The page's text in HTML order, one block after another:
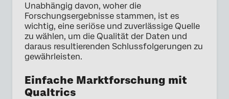
Unabhängig davon, woher die
Forschungsergebnisse stammen, ist es
wichtig, eine seriöse und zuverlässige Quelle
zu wählen, um die Qualität der Daten und
daraus resultierenden Schlussfolgerungen zu
gewährleisten.
Einfache Marktforschung mit
Qualtrics